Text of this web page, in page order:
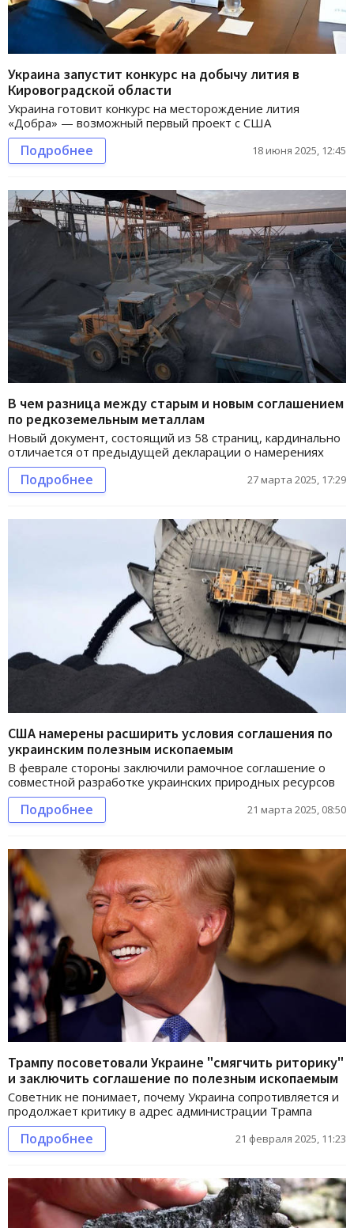
Украина запустит конкурс на добычу лития в
Кировоградской области
Украина готовит конкурс на месторождение лития
«Добра» — возможный первый проект с США
Подробнее 18 июня 2025, 12:45
В чем разница между старым и новым соглашением
по редкоземельным металлам
Новый документ, состоящий из 58 страниц, кардинально
отличается от предыдущей декларации о намерениях
Подробнее 27 марта 2025, 17:29
США намерены расширить условия соглашения по
украинским полезным ископаемым
В феврале стороны заключили рамочное соглашение о
совместной разработке украинских природных ресурсов
Подробнее 21 марта 2025, 08:50
Трампу посоветовали Украине "смягчить риторику"
и заключить соглашение по полезным ископаемым
Советник не понимает, почему Украина сопротивляется и
продолжает критику в адрес администрации Трампа
Подробнее 21 февраля 2025, 11:23